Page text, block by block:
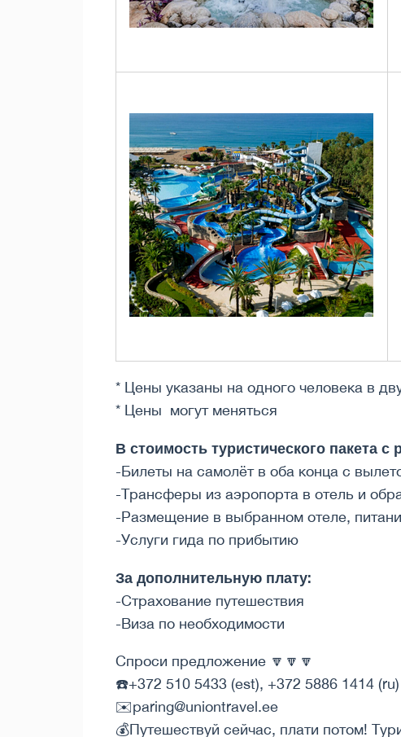
* Цены указаны на одного человека в
* Цены могут меняться
В стоимость туристического пакета
-Билеты на самолёт в оба конца с
-Трансферы из аэропорта в отель и
-Размещение в выбранном отеле,
-Услуги гида по прибытию
За дополнительную плату:
-Страхование путешествия
-Виза по необходимости
Спроси предложение 🔽🔽🔽
☎️+372 510 5433 (est), +372 5886 1414 (ru)
✉️paring@uniontravel.ee
💰Путешествуй сейчас, плати потом!